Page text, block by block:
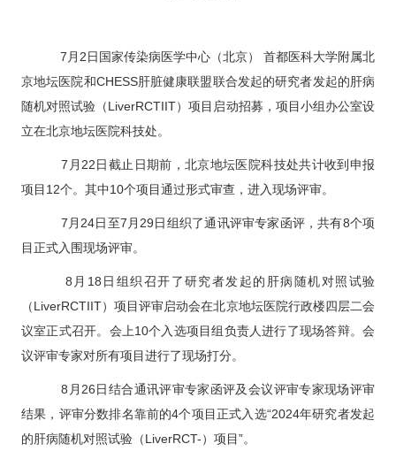
中文版
EN
登录
7月2日国家传染病医学中心（北京） 首都医科大学附属北
京地坛医院和CHESS肝脏健康联盟联合发起的研究者发起的肝病
随机对照试验（LiverRCTIIT）项目启动招募，项目小组办公室设
立在北京地坛医院科技处。
7月22日截止日期前，北京地坛医院科技处共计收到申报
项目12个。其中10个项目通过形式审查，进入现场评审。
7月24日至7月29日组织了通讯评审专家函评，共有8个项
目正式入围现场评审。
8月18日组织召开了研究者发起的肝病随机对照试验
（LiverRCTIIT）项目评审启动会在北京地坛医院行政楼四层二会
议室正式召开。会上10个入选项目组负责人进行了现场答辩。会
议评审专家对所有项目进行了现场打分。
8月26日结合通讯评审专家函评及会议评审专家现场评审
结果，评审分数排名靠前的4个项目正式入选“2024年研究者发起
的肝病随机对照试验（LiverRCT-）项目”。